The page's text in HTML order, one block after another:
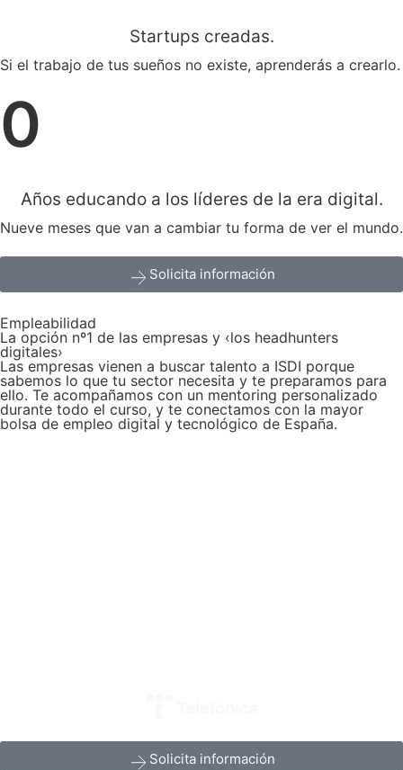
Startups creadas.
Si el trabajo de tus sueños no existe, aprenderás a crearlo.​
Años educando a los líderes de la era digital.​
0
Nueve meses que van a cambiar tu forma de ver el mundo.​
Solicita información
Empleabilidad
La opción nº1 de las empresas y ‹los headhunters
digitales›
Las empresas vienen a buscar talento a ISDI porque
sabemos lo que tu sector necesita y te preparamos para
ello. Te acompañamos con un mentoring personalizado
durante todo el curso, y te conectamos con la mayor
bolsa de empleo digital y tecnológico de España.
Solicita información